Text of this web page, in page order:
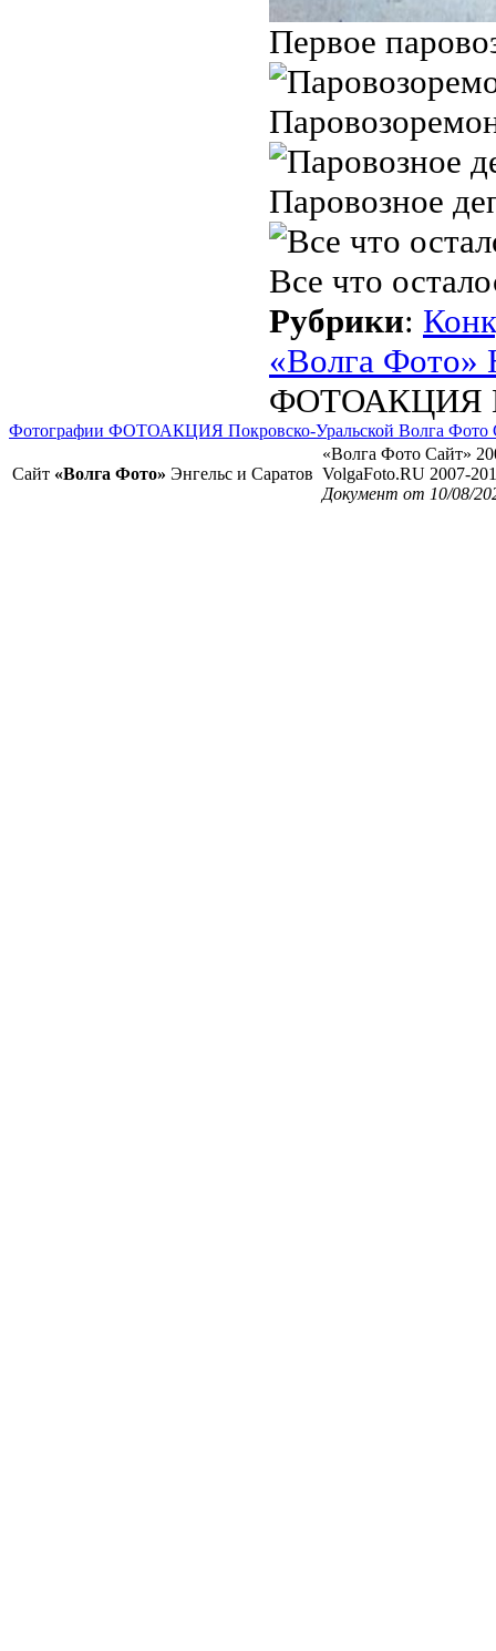
Первое
Паровозное
Все что
Рубрики:
«Волга Фото»
ФОТОАКЦИЯ
Фотографии ФОТОАКЦИЯ Покровско-Уральской Волга Фото
Сайт «Волга Фото» Энгельс и Саратов
«Волга Фото Сайт»
VolgaFoto.RU 2007-
Документ от 10/08/